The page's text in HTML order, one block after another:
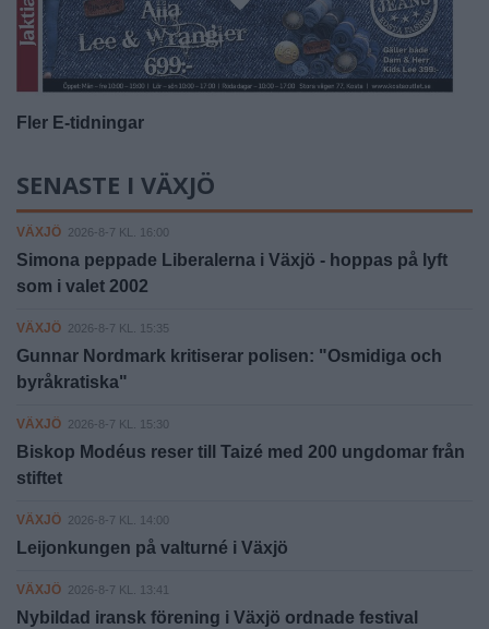
Fler E-tidningar
SENASTE I VÄXJÖ
VÄXJÖ 2026-8-7 KL. 16:00
Simona peppade Liberalerna i Växjö - hoppas på lyft
som i valet 2002
VÄXJÖ 2026-8-7 KL. 15:35
Gunnar Nordmark kritiserar polisen: "Osmidiga och
byråkratiska"
VÄXJÖ 2026-8-7 KL. 15:30
Biskop Modéus reser till Taizé med 200 ungdomar från
stiftet
VÄXJÖ 2026-8-7 KL. 14:00
Leijonkungen på valturné i Växjö
VÄXJÖ 2026-8-7 KL. 13:41
Nybildad iransk förening i Växjö ordnade festival